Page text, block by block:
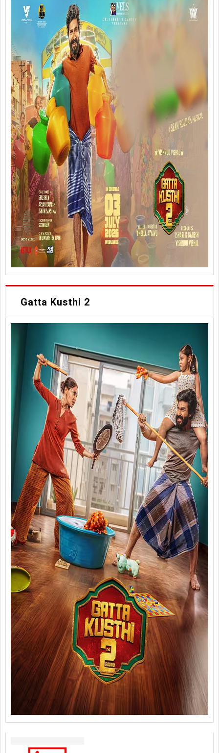
Gatta Kusthi 2